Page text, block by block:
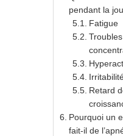
pendant la
Fatigue
Retard
Pourquoi un
fait-il de